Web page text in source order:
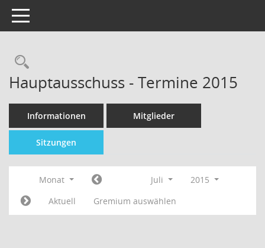
Toggle navigation
Hauptausschuss - Termine 2015
Informationen Mitglieder
Sitzungen
Monat Juli
2015
Aktuell
Gremium auswählen